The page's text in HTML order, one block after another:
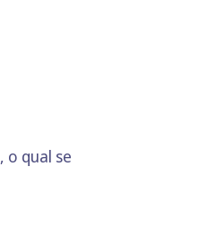
, o qual se